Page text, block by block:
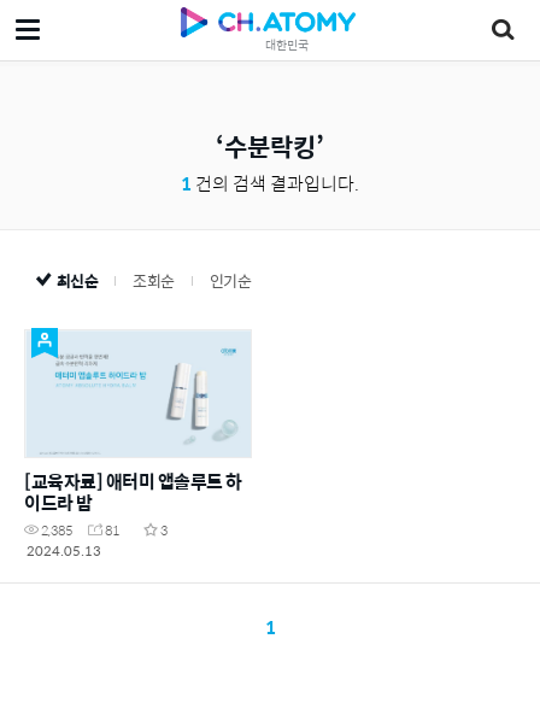
대한민국
수분락킹
1 건의 검색 결과입니다.
최신순 조회순 인기순
[교육자료] 애터미 앱솔루트 하
이드라 밤
2,385 81
3
2024.05.13
1